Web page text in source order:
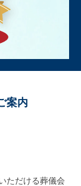
案内
ただける葬儀会